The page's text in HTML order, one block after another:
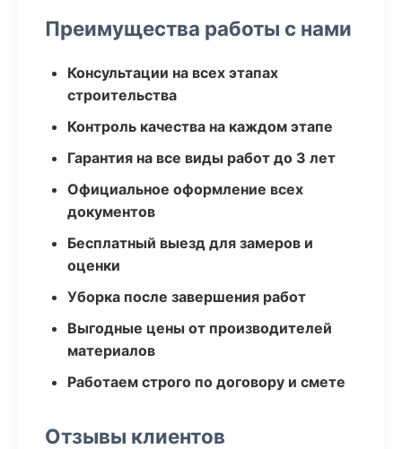
Преимущества работы с нами
Консультации на всех этапах
строительства
Контроль качества на каждом этапе
Гарантия на все виды работ до 3 лет
Официальное оформление всех
документов
Бесплатный выезд для замеров и
оценки
Уборка после завершения работ
Выгодные цены от производителей
материалов
Работаем строго по договору и смете
Отзывы клиентов